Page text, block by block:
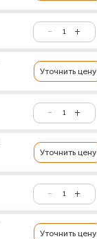
Уточнить цену
Уточнить цену
Уточнить цену